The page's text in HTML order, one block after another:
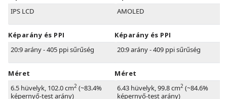
IPS LCD
Képarány és PPI
20:9 arány - 405 ppi sűrűség
Méret
6.5 hüvelyk, 102.0 cm2 (~83.4%
képernyő-test arány)
AMOLED
Képarány és PPI
20:9 arány - 409 ppi sűrűség
Méret
6.43 hüvelyk, 99.8 cm2 (~84.6%
képernyő-test arány)